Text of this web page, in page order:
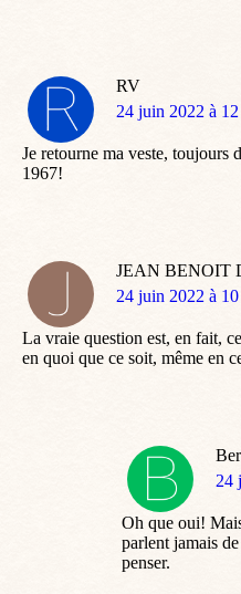
RV
dit
24 juin 2022 à
Je retourne ma veste,
1967!
JEAN BENOIT
dit
24 juin 2022 à
La vraie question est, en fait,
en quoi que ce soit, même en
dit
24
Oh que oui!
parlent jamais
penser.